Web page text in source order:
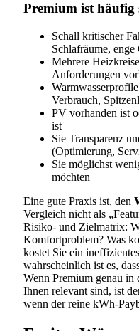
Premium ist
Schall kritischer
Schlafräume,
Mehrere
Anforderungen
Verbrauch,
PV vorhanden ist
ist
Sie Transparenz
(Optimierung,
Sie möglichst
möchten
Eine gute Praxis ist, den
Vergleich nicht als
Risiko- und Zielmatrix:
Komfortproblem? Was
kostet Sie ein
wahrscheinlich ist es,
Wenn Premium genau in
Ihnen relevant sind, ist
wenn der reine kWh-